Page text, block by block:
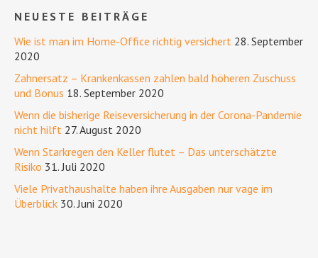
NEUESTE BEITRÄGE
Wie ist man im Home-Office richtig versichert 28. September
2020
Zahnersatz – Krankenkassen zahlen bald höheren Zuschuss
und Bonus 18. September 2020
Wenn die bisherige Reiseversicherung in der Corona-Pandemie
nicht hilft 27. August 2020
Wenn Starkregen den Keller flutet – Das unterschätzte
Risiko 31. Juli 2020
Viele Privathaushalte haben ihre Ausgaben nur vage im
Überblick 30. Juni 2020